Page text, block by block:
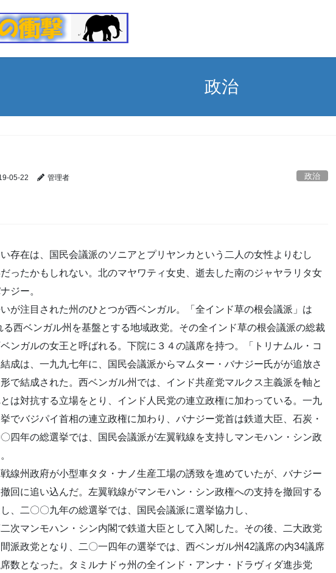
政治
05-22 管理者 政治
存在は、国民会議派のソニアとプリヤンカという二人の女性よりむし
ったかもしれない。北のマヤワティ女史、逝去した南のジャヤラリタ女
ジー。
が注目された州のひとつが西ベンガル。「全インド草の根会議派」は
る西ベンガル州を基盤とする地域政党。その全インド草の根会議派の総裁
ンガルの女王と呼ばれる。下院に３４の議席を持つ。「トリナムル・コ
成は、一九九七年に、国民会議派からマムター・バナジー氏がが追放さ
で結成された。西ベンガル州では、インド共産党マルクス主義派を軸と
は対抗する立場をとり、インド人民党の連立政権に加わっている。一九
でバジパイ首相の連立政権に加わり、バナジー党首は鉄道大臣、石炭・
四年の総選挙では、国民会議派が左翼戦線を支持しマンモハン・シン政
線州政府が小型車タタ・ナノ生産工場の誘致を進めていたが、バナジー
回に追い込んだ。左翼戦線がマンモハン・シン政権への支持を撤回する
、二〇〇九年の総選挙では、国民会議派に選挙協力し、
次マンモハン・シン内閣で鉄道大臣として入閣した。その後、二大政党
派政党となり、二〇一四年の選挙では、西ベンガル州42議席の内34議席
数となった。タミルナドゥ州の全インド・アンナ・ドラヴィダ進歩党